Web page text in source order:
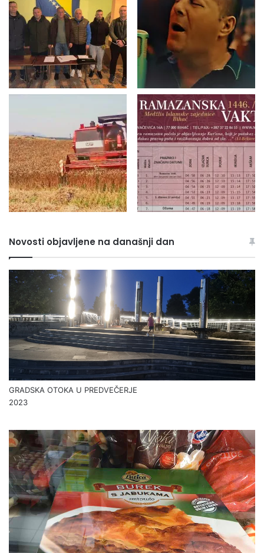
Novosti objavljene na današnji dan
GRADSKA OTOKA U PREDVEČERJE
2023